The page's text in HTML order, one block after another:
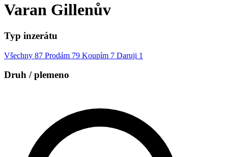
Varan Gillenův
Typ inzerátu
Všechny 87 Prodám 79 Koupím 7 Daruji 1
Druh / plemeno